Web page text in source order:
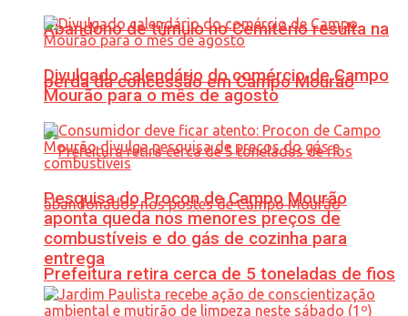
Abandono de túmulo no Cemitério resulta na
perda da concessão em Campo Mourão
Prefeitura retira cerca de 5 toneladas de fios
Divulgado calendário do comércio de Campo
Mourão para o mês de agosto
Pesquisa do Procon de Campo Mourão
aponta queda nos menores preços de
combustíveis e do gás de cozinha para
entrega